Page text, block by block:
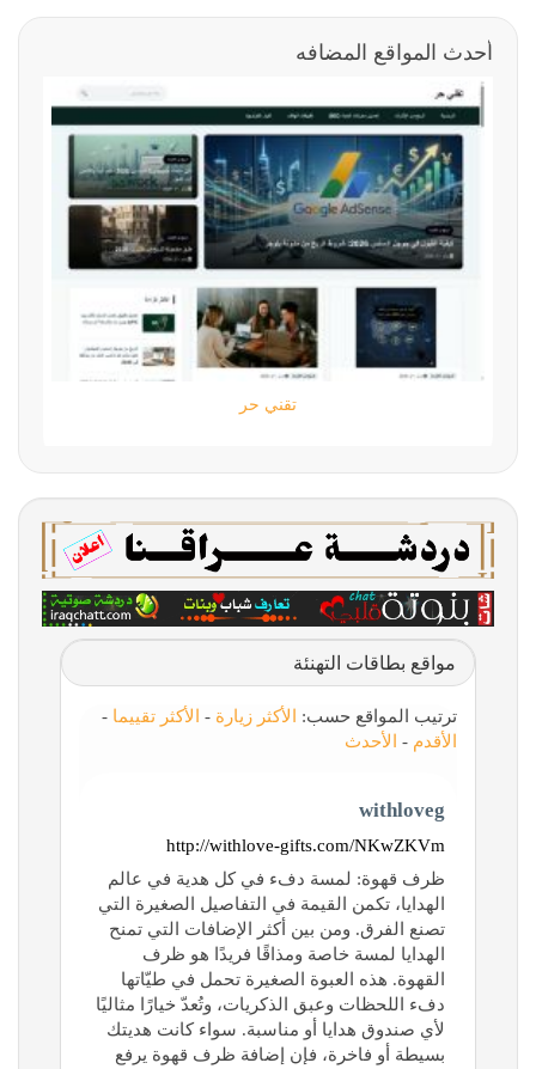
أحدث المواقع المضافه
تقني حر
مواقع بطاقات التهنئة
ترتيب المواقع حسب: الأكثر زيارة - الأكثر تقييما -
الأقدم - الأحدث
withloveg
http://withlove-gifts.com/NKwZKVm
ظرف قهوة: لمسة دفء في كل هدية في عالم
الهدايا، تكمن القيمة في التفاصيل الصغيرة التي
تصنع الفرق. ومن بين أكثر الإضافات التي تمنح
الهدايا لمسة خاصة ومذاقًا فريدًا هو ظرف
القهوة. هذه العبوة الصغيرة تحمل في طيّاتها
دفء اللحظات وعبق الذكريات، وتُعدّ خيارًا مثاليًا
لأي صندوق هدايا أو مناسبة. سواء كانت هديتك
بسيطة أو فاخرة، فإن إضافة ظرف قهوة يرفع